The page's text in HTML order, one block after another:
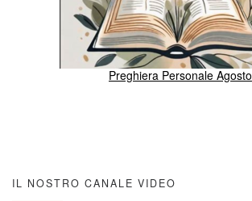
Preghiera Personale Agosto
IL NOSTRO CANALE VIDEO